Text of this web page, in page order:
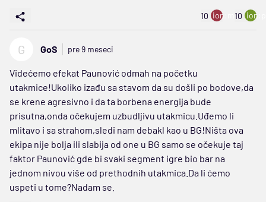
10 ion:minus
10
G GoS pre 9 meseci
Videćemo efekat Paunović odmah na početku
utakmice!Ukoliko izađu sa stavom da su došli po bodove,da
se krene agresivno i da ta borbena energija bude
prisutna,onda očekujem uzbudljivu utakmicu.Uđemo li
mlitavo i sa strahom,sledi nam debakl kao u BG!Ništa ova
ekipa nije bolja ili slabija od one u BG samo se očekuje taj
faktor Paunović gde bi svaki segment igre bio bar na
jednom nivou više od prethodnih utakmica.Da li ćemo
uspeti u tome?Nadam se.